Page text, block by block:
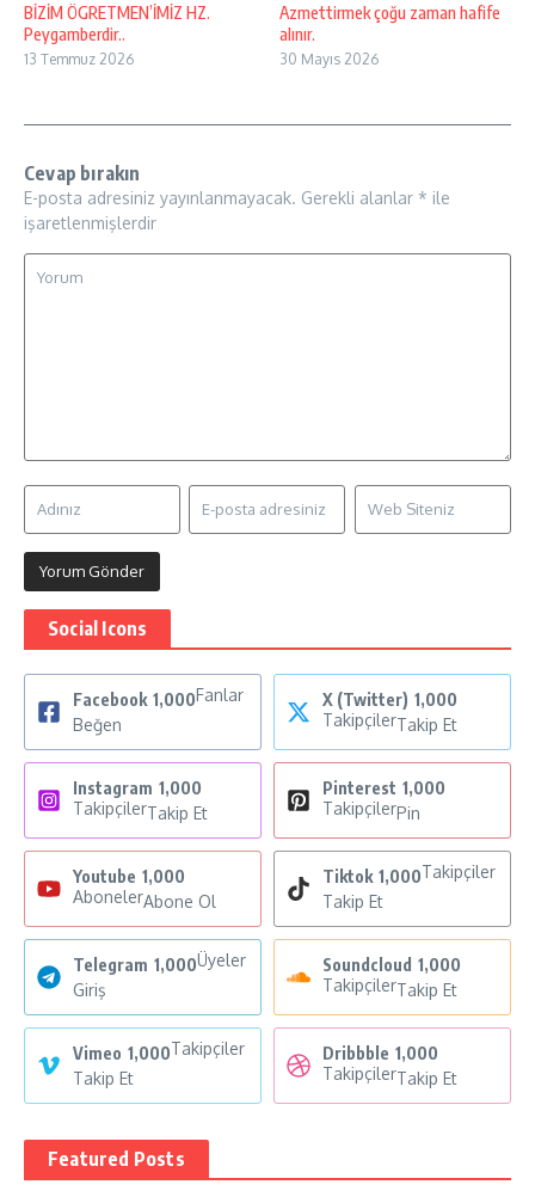
BİZİM ÖGRETMEN’İMİZ HZ.
Peygamberdir..
13 Temmuz 2026
Azmettirmek çoğu zaman hafife
alınır.
30 Mayıs 2026
Cevap bırakın
E-posta adresiniz yayınlanmayacak. Gerekli alanlar * ile
işaretlenmişlerdir
Social Icons
Facebook 1,000Fanlar
Beğen
X (Twitter) 1,000
TakipçilerTakip Et
Instagram 1,000
TakipçilerTakip Et
Pinterest 1,000
TakipçilerPin
Youtube 1,000
AbonelerAbone Ol
Tiktok 1,000Takipçiler
Takip Et
Telegram 1,000Üyeler
Giriş
Soundcloud 1,000
TakipçilerTakip Et
Vimeo 1,000Takipçiler
Takip Et
Dribbble 1,000
TakipçilerTakip Et
Featured Posts